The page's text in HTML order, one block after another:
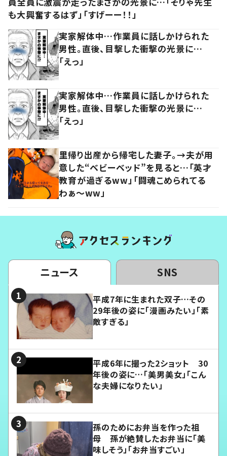
も大興奮するはず」「すげーー！！」
実家解体中…作業員に話しかけられた
男性。直後、目撃した衝撃の光景に…
「えっ」
実家解体中…作業員に話しかけられた
男性。直後、目撃した衝撃の光景に…
「えっ」
里帰り出産から帰宅した妻子。→夫が用
意した“ベビーベッド”を見ると…「英才
教育が過ぎるww」「闘魂こめられてる
わぁ～ww」
ニュース SNS
平成7年に生まれた双子…その
29年後の姿に「漫画みたい」「素
敵すぎる」
平成6年に撮った2ショット 30
年後の姿に…「美男美女」「こん
な夫婦になりたい」
孫のためにお弁当を作った祖
母 孫が絶賛したお弁当に「美
味しそう」「お弁当すごい」